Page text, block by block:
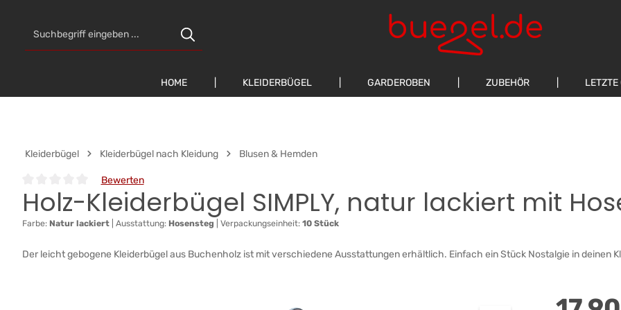
HOME KLEIDERBÜGEL GARDEROBEN ZUBEHÖR
Kleiderbügel Kleiderbügel nach Kleidung Blusen & Hemden
Durchschnittliche Bewertung von 0 von 5 Sternen
Bewerten
Holz-Kleiderbügel SIMPLY, natur lackiert mit
Farbe: Natur lackiert Ausstattung: Hosensteg Verpackungseinheit: 10 Stück
Der leicht gebogene Kleiderbügel aus Buchenholz ist mit verschiedene Ausstattungen erhältlich. Einfach ein Stück Nostalgie in deinen
Regulärer Preis: